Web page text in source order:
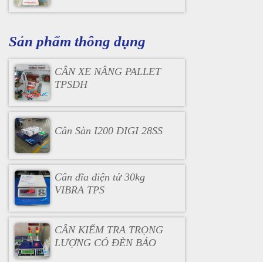
Sản phẩm thông dụng
CÂN XE NÂNG PALLET
TPSDH
Cân Sàn I200 DIGI 28SS
Cân đĩa điện tử 30kg
VIBRA TPS
CÂN KIỂM TRA TRỌNG
LƯỢNG CÓ ĐÈN BÁO